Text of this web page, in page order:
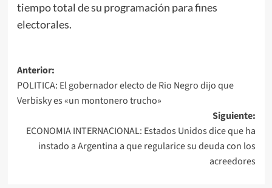
tiempo total de su programación para fines
electorales.
Navegación
de
entradas
Anterior:
POLITICA: El gobernador electo de Rio Negro dijo que
Verbisky es «un montonero trucho»
Siguiente:
ECONOMIA INTERNACIONAL: Estados Unidos dice que ha
instado a Argentina a que regularice su deuda con los
acreedores